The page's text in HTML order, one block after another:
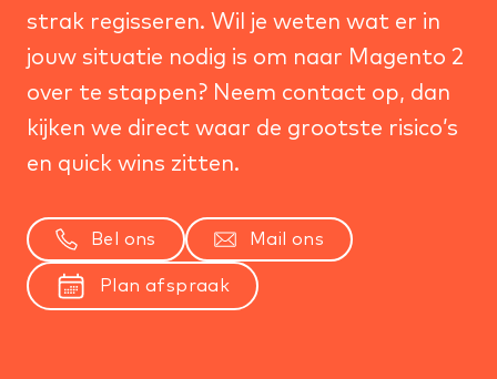
strak regisseren. Wil je weten wat er in
jouw situatie nodig is om naar Magento 2
over te stappen? Neem contact op, dan
kijken we direct waar de grootste risico’s
en quick wins zitten.
Bel ons Mail ons
Plan afspraak